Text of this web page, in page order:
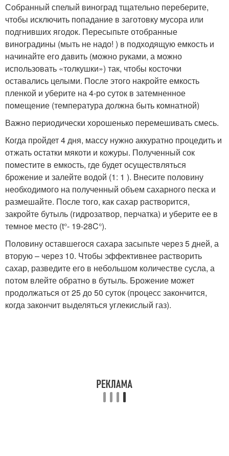
Собранный спелый виноград тщательно переберите,
чтобы исключить попадание в заготовку мусора или
подгнивших ягодок. Пересыпьте отобранные
виноградины (мыть не надо! ) в подходящую емкость и
начинайте его давить (можно руками, а можно
использовать «толкушки») так, чтобы косточки
оставались целыми. После этого накройте емкость
пленкой и уберите на 4-ро суток в затемненное
помещение (температура должна быть комнатной)
Важно периодически хорошенько перемешивать смесь.
Когда пройдет 4 дня, массу нужно аккуратно процедить и
отжать остатки мякоти и кожуры. Полученный сок
поместите в емкость, где будет осуществляться
брожение и залейте водой (1: 1 ). Внесите половину
необходимого на полученный объем сахарного песка и
размешайте. После того, как сахар растворится,
закройте бутыль (гидрозатвор, перчатка) и уберите ее в
темное место (t°- 19-28C°).
Половину оставшегося сахара засыпьте через 5 дней, а
вторую – через 10. Чтобы эффективнее растворить
сахар, разведите его в небольшом количестве сусла, а
потом влейте обратно в бутыль. Брожение может
продолжаться от 25 до 50 суток (процесс закончится,
когда закончит выделяться углекислый газ).